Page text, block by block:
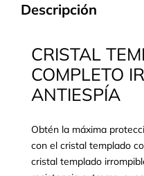
Descripción
CRISTAL
COMPLETO
ANTIESPÍA
Obtén la máxima
con el cristal templado
cristal templado